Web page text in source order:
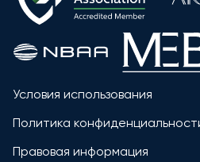
Условия использования
Политика
Правовая информация